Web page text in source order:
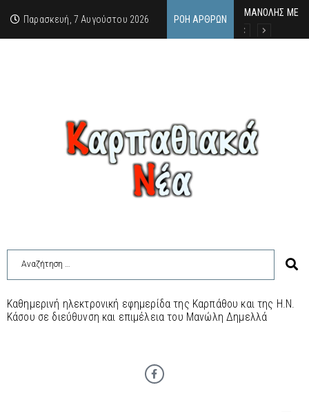
Παρασκευή, 7 Αυγούστου 2026 ΡΟΉ ΆΡΘΡΩΝ
MΑΝΟΛΗΣ
ΕΚΔΗΛΩΣΗ
Κάθε
Καθημερινή ηλεκτρονική εφημερίδα της Καρπάθου και της Η.Ν.
Κάσου σε διεύθυνση και επιμέλεια του Μανώλη Δημελλά